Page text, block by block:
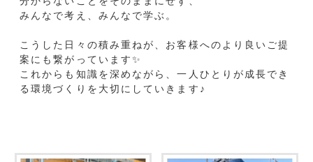
お知らせ一覧へ
無料お見積・お問い合わせ
お気軽にお問い合わせください。